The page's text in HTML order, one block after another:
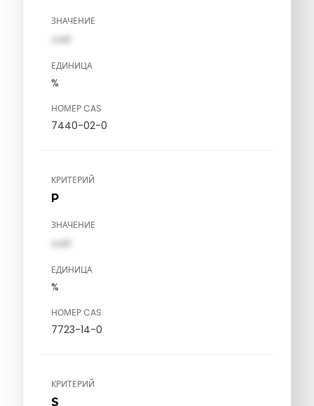
ЗНАЧЕНИЕ
val1
ЕДИНИЦА
%
НОМЕР CAS
7440-02-0
КРИТЕРИЙ
P
ЗНАЧЕНИЕ
val1
ЕДИНИЦА
%
НОМЕР CAS
7723-14-0
КРИТЕРИЙ
S